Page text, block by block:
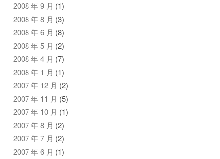
2008 年 9 月 (1)
2008 年 8 月 (3)
2008 年 6 月 (8)
2008 年 5 月 (2)
2008 年 4 月 (7)
2008 年 1 月 (1)
2007 年 12 月 (2)
2007 年 11 月 (5)
2007 年 10 月 (1)
2007 年 8 月 (2)
2007 年 7 月 (2)
2007 年 6 月 (1)